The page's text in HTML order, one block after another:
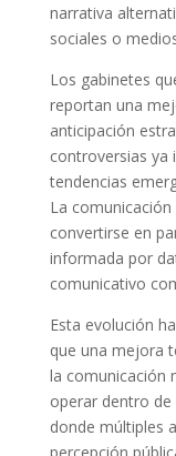
narrativa
sociales o
Los gabinetes
reportan una
anticipación
controversias ya
tendencias
La
convertirse en
informada por
comunicativo
Esta evolución
que una mejora
la comunicación
operar dentro
donde múltiples